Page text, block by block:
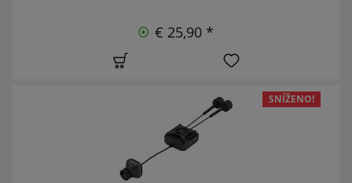
€ 25,90 *
SNÍŽENO!